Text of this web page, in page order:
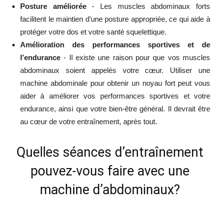
Posture améliorée- Les muscles abdominaux forts
facilitent le maintien d’une posture appropriée, ce qui aide à
protéger votre dos et votre santé squelettique.
Amélioration des performances sportives et de
l’endurance - Il existe une raison pour que vos muscles
abdominaux soient appelés votre cœur. Utiliser une
machine abdominale pour obtenir un noyau fort peut vous
aider à améliorer vos performances sportives et votre
endurance, ainsi que votre bien-être général. Il devrait être
au cœur de votre entraînement, après tout.
Quelles séances d’entraînement
pouvez-vous faire avec une
machine d’abdominaux?